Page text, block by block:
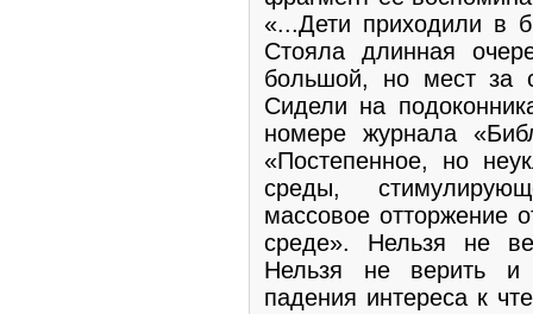
«...Дети приходили в
Стояла длинная
большой, но мест за
Сидели на
номере журнала
«Постепенное, но
среды,
массовое отторжение
среде». Нельзя не
Нельзя не верить и
падения интереса к